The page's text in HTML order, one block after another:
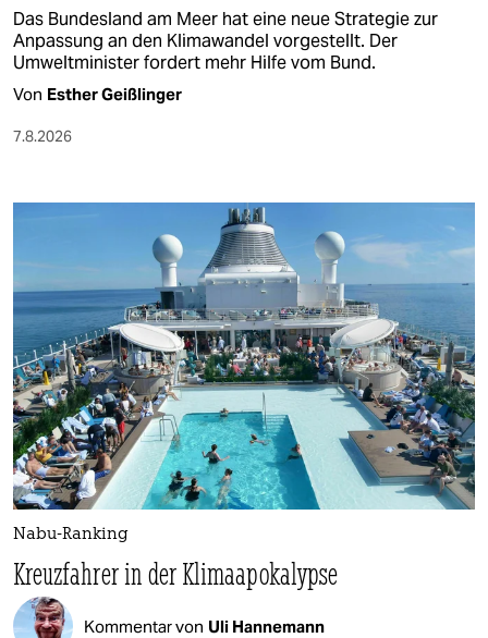
Das Bundesland am Meer hat eine neue Strategie zur
Anpassung an den Klimawandel vorgestellt. Der
Umweltminister fordert mehr Hilfe vom Bund.
Von Esther Geißlinger
7.8.2026
Nabu-Ranking
Kreuzfahrer in der Klimaapokalypse
Kommentar von Uli Hannemann